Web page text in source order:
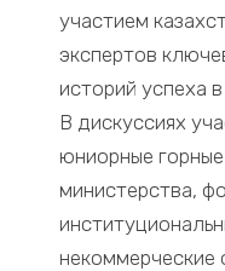
участием
экспертов
историй успеха
В дискуссиях
юниорные
министерства,
некоммерческие